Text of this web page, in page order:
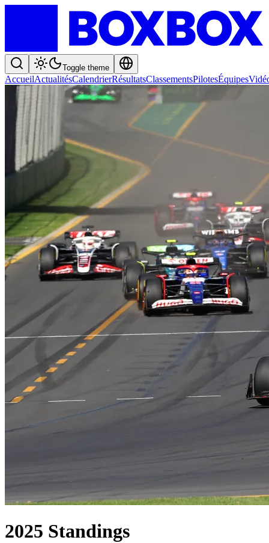
Toggle theme
AccueilActualitésCalendrierRésultatsClassementsPilotesÉquipes
2025 Standings